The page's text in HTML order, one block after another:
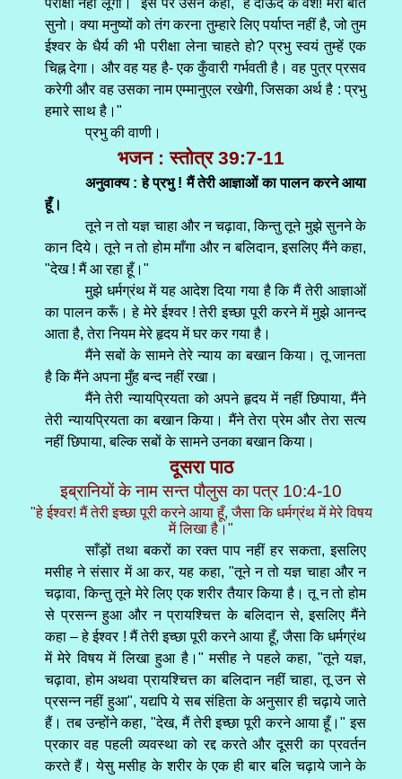
सुनो। क्या मनुष्यों को तंग करना तुम्हारे लिए पर्याप्त नहीं है, जो तुम
ईश्वर के धैर्य की भी परीक्षा लेना चाहते हो? प्रभु स्वयं तुम्हें एक
चिह्न देगा। और वह यह है- एक कुँवारी गर्भवती है। वह पुत्र प्रसव
करेगी और वह उसका नाम एम्मानुएल रखेगी, जिसका अर्थ है : प्रभु
हमारे साथ है।"
प्रभु की वाणी।
भजन : स्तोत्र 39:7-11
अनुवाक्य : हे प्रभु ! मैं तेरी आज्ञाओं का पालन करने आया
हूँ।
तूने न तो यज्ञ चाहा और न चढ़ावा, किन्तु तूने मुझे सुनने के
कान दिये। तूने न तो होम माँगा और न बलिदान, इसलिए मैंने कहा,
"देख ! मैं आ रहा हूँ।"
मुझे धर्मग्रंथ में यह आदेश दिया गया है कि मैं तेरी आज्ञाओं
का पालन करूँ। हे मेरे ईश्वर ! तेरी इच्छा पूरी करने में मुझे आनन्द
आता है, तेरा नियम मेरे हृदय में घर कर गया है।
मैंने सबों के सामने तेरे न्याय का बखान किया। तू जानता
है कि मैंने अपना मुँह बन्द नहीं रखा।
मैंने तेरी न्यायप्रियता को अपने हृदय में नहीं छिपाया, मैंने
तेरी न्यायप्रियता का बखान किया। मैंने तेरा प्रेम और तेरा सत्य
नहीं छिपाया, बल्कि सबों के सामने उनका बखान किया।
दूसरा पाठ
इब्रानियों के नाम सन्त पौलुस का पत्र 10:4-10
"हे ईश्वर! मैं तेरी इच्छा पूरी करने आया हूँ, जैसा कि धर्मग्रंथ में मेरे विषय
में लिखा है।"
साँड़ों तथा बकरों का रक्त पाप नहीं हर सकता, इसलिए
मसीह ने संसार में आ कर, यह कहा, "तूने न तो यज्ञ चाहा और न
चढ़ावा, किन्तु तूने मेरे लिए एक शरीर तैयार किया है। तू न तो होम
से प्रसन्न हुआ और न प्रायश्चित्त के बलिदान से, इसलिए मैंने
कहा – हे ईश्वर ! मैं तेरी इच्छा पूरी करने आया हूँ, जैसा कि धर्मग्रंथ
में मेरे विषय में लिखा हुआ है।" मसीह ने पहले कहा, "तूने यज्ञ,
चढ़ावा, होम अथवा प्रायश्चित्त का बलिदान नहीं चाहा, तू उन से
प्रसन्न नहीं हुआ", यद्यपि ये सब संहिता के अनुसार ही चढ़ाये जाते
हैं। तब उन्होंने कहा, "देख, मैं तेरी इच्छा पूरी करने आया हूँ।" इस
प्रकार वह पहली व्यवस्था को रद्द करते और दूसरी का प्रवर्तन
करते हैं। येसु मसीह के शरीर के एक ही बार बलि चढ़ाये जाने के